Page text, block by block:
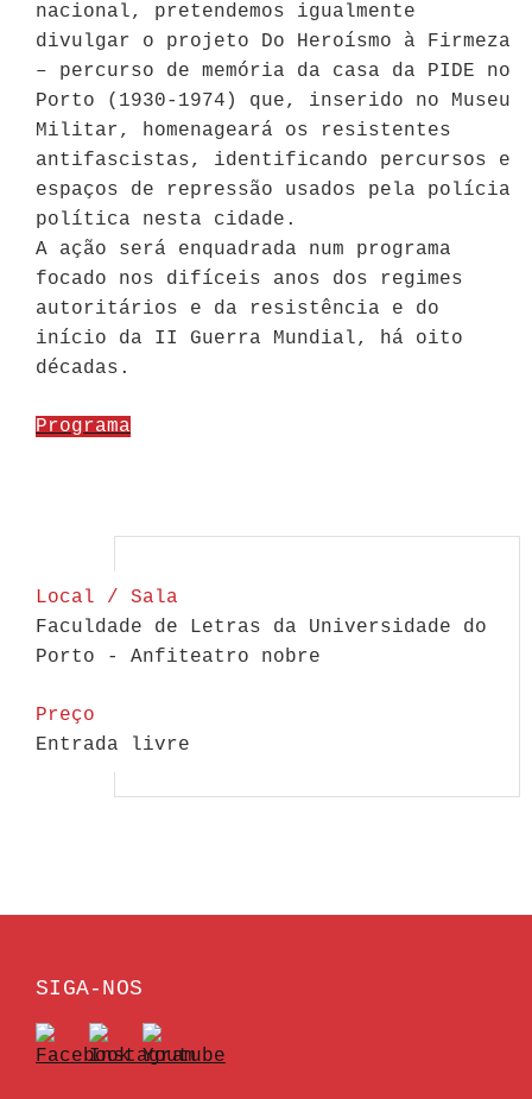
nacional, pretendemos igualmente
divulgar o projeto Do Heroísmo à Firmeza
– percurso de memória da casa da PIDE no
Porto (1930-1974) que, inserido no Museu
Militar, homenageará os resistentes
antifascistas, identificando percursos e
espaços de repressão usados pela polícia
política nesta cidade.
A ação será enquadrada num programa
focado nos difíceis anos dos regimes
autoritários e da resistência e do
início da II Guerra Mundial, há oito
décadas.
Programa
Local / Sala
Faculdade de Letras da Universidade do
Porto - Anfiteatro nobre
Preço
Entrada livre
SIGA-NOS